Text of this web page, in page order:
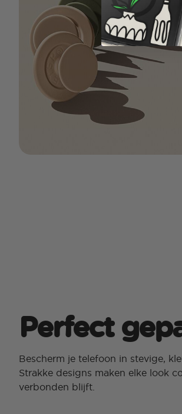
Perfect
Bescherm je telefoon in stevige,
Strakke designs maken elke look
verbonden blijft.